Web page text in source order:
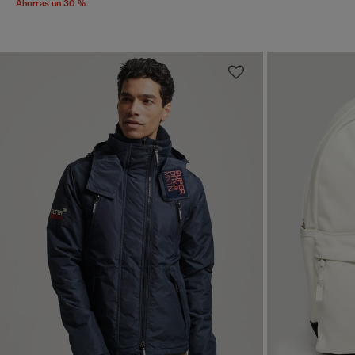
Ahorras un 30 %